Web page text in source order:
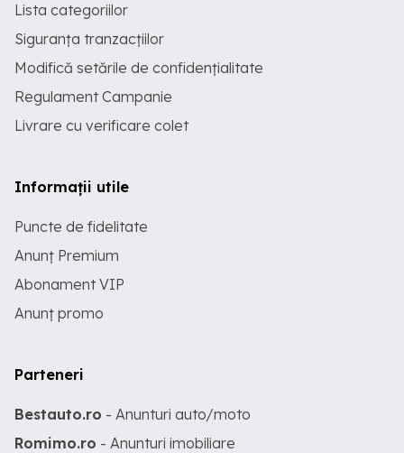
Lista categoriilor
Siguranța tranzacțiilor
Modifică setările de confidențialitate
Regulament Campanie
Livrare cu verificare colet
Informații utile
Puncte de fidelitate
Anunț Premium
Abonament VIP
Anunț promo
Parteneri
Bestauto.ro - Anunturi auto/moto
Romimo.ro - Anunturi imobiliare